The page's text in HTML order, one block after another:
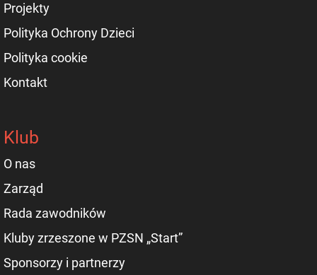
Projekty
Polityka Ochrony Dzieci
Polityka cookie
Kontakt
Klub
O nas
Zarząd
Rada zawodników
Kluby zrzeszone w PZSN „Start”
Sponsorzy i partnerzy